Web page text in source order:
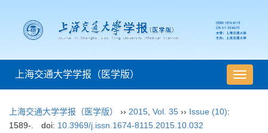
导
航
上海交通大学学报（医学版）
上海交通大学学报（医学版） ›› 2015 Vol. 35 ›› Issue (10):
1589-.
doi: 10.3969/j.issn.1674-8115.2015.10.032